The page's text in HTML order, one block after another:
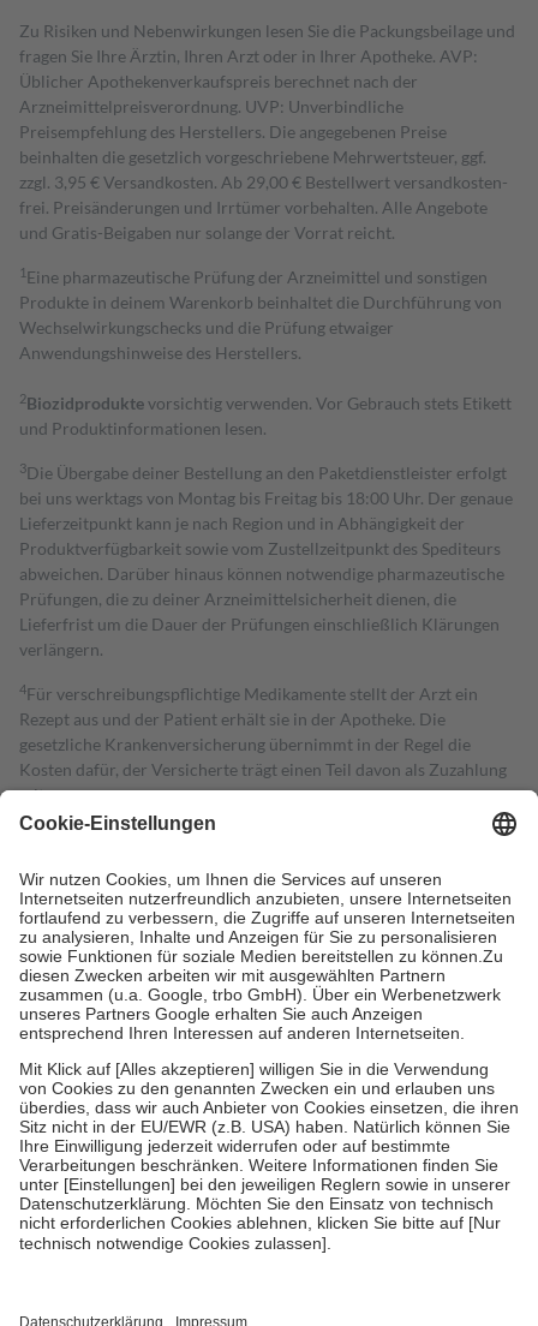
Zu Risiken und Nebenwirkungen lesen Sie die Packungsbeilage und
fragen Sie Ihre Ärztin, Ihren Arzt oder in Ihrer Apotheke. AVP:
Üblicher Apothekenverkaufspreis berechnet nach der
Arzneimittelpreisverordnung. UVP: Unverbindliche
Preisempfehlung des Herstellers. Die angegebenen Preise
beinhalten die gesetzlich vorgeschriebene Mehrwertsteuer, ggf.
zzgl. 3,95 € Versandkosten. Ab 29,00 € Bestell­wert versand­kosten­
frei. Preisänderungen und Irrtümer vorbehalten. Alle Angebote
und Gratis-Beigaben nur solange der Vorrat reicht.
1 Eine pharmazeutische Prüfung der Arzneimittel und sonstigen
Produkte in deinem Warenkorb beinhaltet die Durchführung von
Wechselwirkungschecks und die Prüfung etwaiger
Anwendungshinweise des Herstellers.
2Biozidproduktevorsichtig verwenden. Vor Gebrauch stets Etikett
und Produktinformationen lesen.
3Die Übergabe deiner Bestellung an den Paketdienstleister erfolgt
bei uns werktags von Montag bis Freitag bis 18:00 Uhr. Der genaue
Lieferzeitpunkt kann je nach Region und in Abhängigkeit der
Produktverfügbarkeit sowie vom Zustellzeitpunkt des Spediteurs
abweichen. Darüber hinaus können notwendige pharmazeutische
Prüfungen, die zu deiner Arzneimittelsicherheit dienen, die
Lieferfrist um die Dauer der Prüfungen einschließlich Klärungen
verlängern.
4Für verschreibungspflichtige Medikamente stellt der Arzt ein
Rezept aus und der Patient erhält sie in der Apotheke. Die
gesetzliche Krankenversicherung übernimmt in der Regel die
Kosten dafür, der Versicherte trägt einen Teil davon als Zuzahlung
mit.
Grundsätzlich leisten Mitglieder Zuzahlungen in Höhe von zehn
höchstens zehn Euro.
Es sind jedoch nie mehr als die tatsächlichen
Kosten der Leistung zu entrichten.
Diese Regeln gelten grundsätzlich auch für Online-Apotheken.
Bei Heilmitteln und häuslicher Krankenpflege beträgt die
Zuzahlung zehn Prozent der Kosten sowie zehn Euro je
Verordnung.
Um das Engagement der Versicherten für ihre eigene Gesundheit zu
stärken und die besondere Stellung der Familie zu unterstützen,
fallenkeine Zuzahlungenan bei:
• Kindern und Jugendlichen bis zum vollendeten 18. Lebensjahr
mit Ausnahme der Fahrkosten
• Untersuchungen zur Vorsorge und Früherkennung, die von der
GKV getragen werden
• empfohlenen Schutzimpfungen
• Harn- und Blutteststreifen
getroffen, um sicherzustellen, dass es sich um echte Bewertungen